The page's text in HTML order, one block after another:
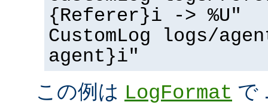
{Referer}i -> %U"
CustomLog logs/
agent}i"
この例は LogFormat で